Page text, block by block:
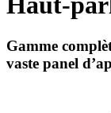
Gamme
vaste panel